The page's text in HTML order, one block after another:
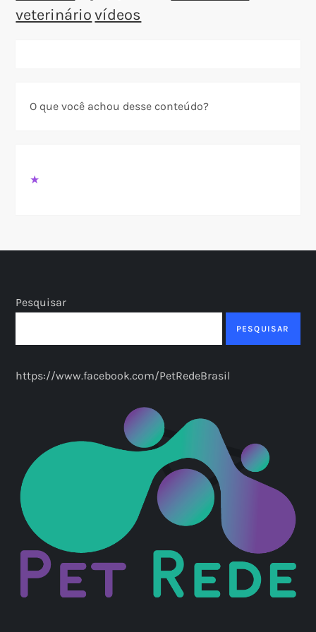
veterinário vídeos
O que você achou desse conteúdo?
★
Pesquisar
PESQUISAR
https://www.facebook.com/PetRedeBrasil